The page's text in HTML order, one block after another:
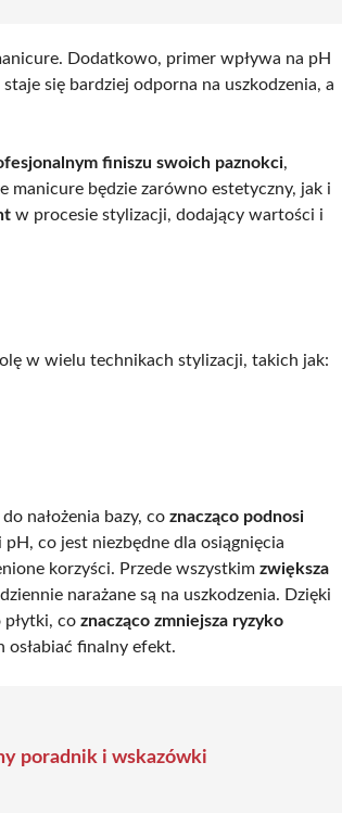
Dodatkowo, primer wpływa na pH
się bardziej odporna na uszkodzenia, a
finiszu swoich paznokci,
manicure będzie zarówno estetyczny, jak i
w procesie stylizacji, dodający wartości i
w wielu technikach stylizacji, takich jak:
nałożenia bazy, co znacząco podnosi
pH, co jest niezbędne dla osiągnięcia
korzyści. Przede wszystkim zwiększa
narażane są na uszkodzenia. Dzięki
co znacząco zmniejsza ryzyko
osłabiać finalny efekt.
poradnik i wskazówki